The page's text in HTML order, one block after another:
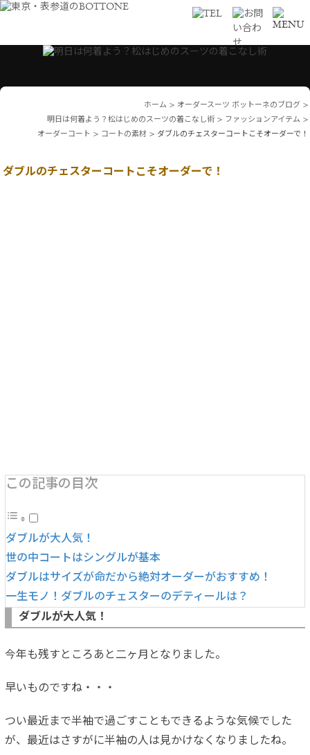
ホーム > オーダースーツ ボットーネのブログ >
明日は何着よう？松はじめのスーツの着こなし術 > ファッションアイテム >
オーダーコート > コートの素材 > ダブルのチェスターコートこそオーダーで！
ダブルのチェスターコートこそオーダーで！
この記事の目次
ダブルが大人気！
世の中コートはシングルが基本
ダブルはサイズが命だから絶対オーダーがおすすめ！
一生モノ！ダブルのチェスターのデティールは？
ダブルが大人気！
今年も残すところあと二ヶ月となりました。
早いものですね・・・
つい最近まで半袖で過ごすこともできるような気候でした
が、最近はさすがに半袖の人は見かけなくなりましたね。